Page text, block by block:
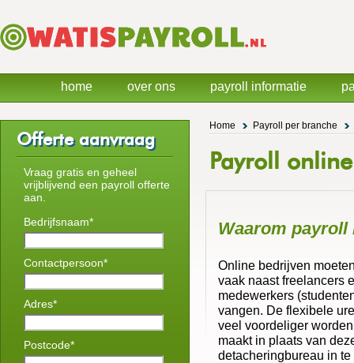
Home Payroll per branche
Payroll online
Waarom payroll
Online bedrijven
vaak naast freelancers
medewerkers
vangen. De flexibele
veel voordeliger
maakt in plaats van
detacheringbureau in te
Offerte aanvraag
Vraag gratis en geheel
vrijblijvend een payroll offerte
aan.
Bedrijfsnaam*
Contactpersoon*
Adres*
Postcode*
home over ons payroll informatie